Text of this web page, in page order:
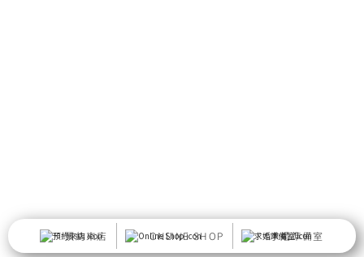
預約來店 ONLINE SHOP 求婚準備室